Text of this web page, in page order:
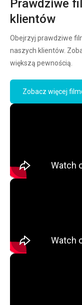
Prawdziwe
klientów
Obejrzyj prawdziwe
naszych klientów.
większą pewnością.
Zobacz więcej